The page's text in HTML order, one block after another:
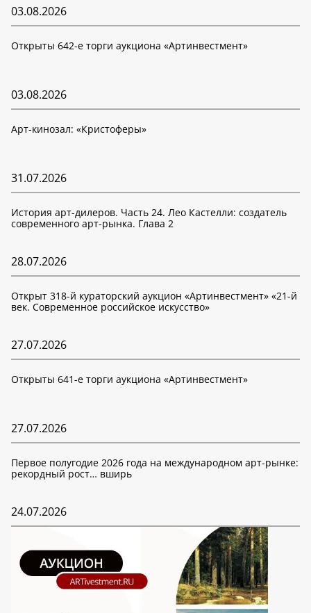
03.08.2026
Открыты 642-е торги аукциона «Артинвестмент»
03.08.2026
Арт-кинозал: «Кристоферы»
31.07.2026
История арт-дилеров. Часть 24. Лео Кастелли: создатель
современного арт-рынка. Глава 2
28.07.2026
Открыт 318-й кураторский аукцион «Артинвестмент» «21-й
век. Современное российское искусство»
27.07.2026
Открыты 641-е торги аукциона «Артинвестмент»
27.07.2026
Первое полугодие 2026 года на международном арт-рынке:
рекордный рост… вширь
24.07.2026